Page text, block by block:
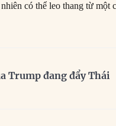
có thể leo thang từ một
Trump đang đẩy Thái